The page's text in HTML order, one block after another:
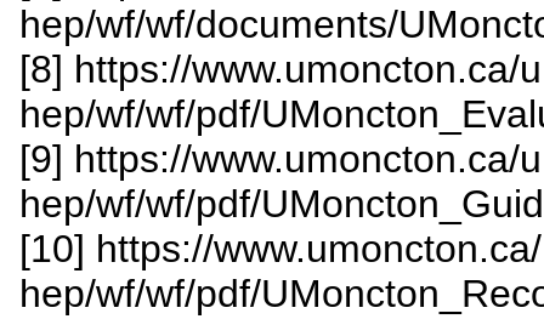
hep/wf/wf/documents/
[8] https://www.umoncton.ca/
hep/wf/wf/pdf/
[9] https://www.umoncton.ca/
hep/wf/wf/pdf/
[10] https://
hep/wf/wf/pdf/